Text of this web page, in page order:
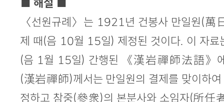
■ 해설 ■
〈선원규례〉는 1921년 건봉사 만일원(
제 때(음 10월 15일) 제정된 것이다. 이 자
(음 1월 15일) 간행된 《漢岩禪師法語》
(漢岩禪師)께서는 만일원의 결제를 맞이하
정하고 참중(參衆)의 본분사와 소임자(所任